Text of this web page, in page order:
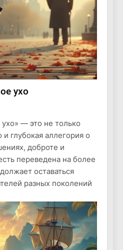
ухо
— это не только
и глубокая аллегория о
доброте и
переведена на более
оставаться
разных поколений